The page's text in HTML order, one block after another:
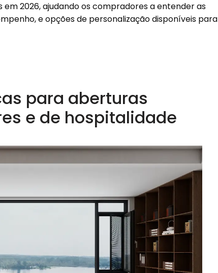
2026, ajudando os compradores a entender as
e opções de personalização disponíveis para
para aberturas
e de hospitalidade